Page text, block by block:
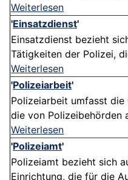
Weiterlesen
'Einsatzdienst'
Einsatzdienst bezieht
Tätigkeiten der Polizei,
Weiterlesen
'Polizeiarbeit'
Polizeiarbeit umfasst
die von Polizeibehörden
Weiterlesen
'Polizeiamt'
Polizeiamt bezieht sich
Einrichtung, die für die